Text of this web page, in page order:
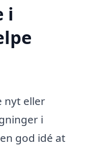
i
nyt eller
i
god idé at